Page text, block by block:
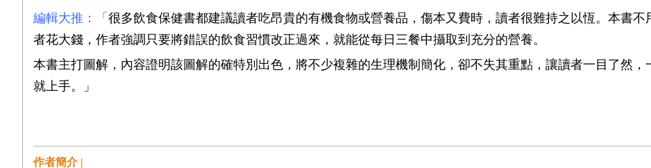
編輯大推：「 很多飲食保健書都建議讀者吃昂貴的有機食物或營養品，傷本又費時，讀者很難持之以恆。本書不
者花大錢，作者強調只要將錯誤的飲食習慣改正過來，就能從每日三餐中攝取到充分的營養。
本書主打圖解，內容證明該圖解的確特別出色，將不少複雜的生理機制簡化，卻不失其重點，讓讀者一目了然，
就上手。」
作者簡介 |